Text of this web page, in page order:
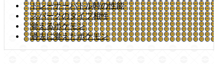
トレーナーバトル時の性能
スパークのタイプ相性
覚えるポケモン
過去に覚えたポケモン